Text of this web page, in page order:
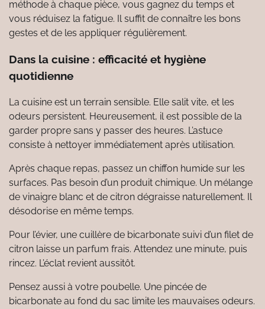
méthode à chaque pièce, vous gagnez du temps et
vous réduisez la fatigue. Il suffit de connaître les bons
gestes et de les appliquer régulièrement.
Dans la cuisine : efficacité et hygiène
quotidienne
La cuisine est un terrain sensible. Elle salit vite, et les
odeurs persistent. Heureusement, il est possible de la
garder propre sans y passer des heures. L’astuce
consiste à nettoyer immédiatement après utilisation.
Après chaque repas, passez un chiffon humide sur les
surfaces. Pas besoin d’un produit chimique. Un mélange
de vinaigre blanc et de citron dégraisse naturellement. Il
désodorise en même temps.
Pour l’évier, une cuillère de bicarbonate suivi d’un filet de
citron laisse un parfum frais. Attendez une minute, puis
rincez. L’éclat revient aussitôt.
Pensez aussi à votre poubelle. Une pincée de
bicarbonate au fond du sac limite les mauvaises odeurs.